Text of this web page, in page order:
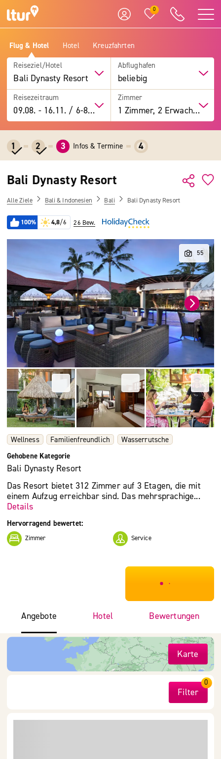
0
Flug & Hotel Hotel Kreuzfahrten
Reiseziel/Hotel
Bali Dynasty Resort
Abflughafen
beliebig
Reisezeitraum
09.08. -16.11. / 6-8 Tage
Zimmer
1 Zimmer, 2 Erwachsene
1 2 3 Infos & Termine 4
Bali Dynasty Resort
Alle Ziele Bali & Indonesien Bali Bali Dynasty Resort
100% 4,8/6 26 Bew.
Wellness Familienfreundlich
Wasserrutsche
Gehobene Kategorie
Bali Dynasty Resort
Das Resort bietet 312 Zimmer auf 3 Etagen, die mit
einem Aufzug erreichbar sind. Das mehrsprachige...
Details
Hervorragend bewertet:
Zimmer Service
***************
Angebote Hotel Bewertungen
Karte
Filter
0